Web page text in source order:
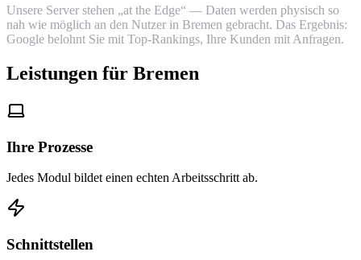
Unsere Server stehen „at the Edge“ — Daten werden physisch so
nah wie möglich an den Nutzer in Bremen gebracht. Das Ergebnis:
Google belohnt Sie mit Top-Rankings, Ihre Kunden mit Anfragen.
Leistungen für Bremen
Ihre Prozesse
Jedes Modul bildet einen echten Arbeitsschritt ab.
Schnittstellen